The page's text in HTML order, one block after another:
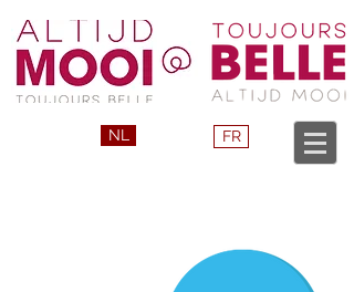
NL FR